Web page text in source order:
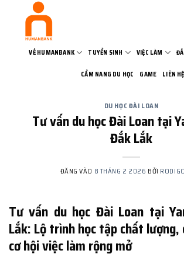
VỀ HUMANBANK TUYỂN SINH VIỆC LÀM
CẨM NANG DU HỌC GAME LIÊN HỆ
DU HỌC ĐÀI LOAN
Tư vấn du học Đài Loan tại
Đắk Lắk
ĐĂNG VÀO 8 THÁNG 2 2026 BỞI
Tư vấn du học Đài Loan tại
Lắk: Lộ trình học tập chất lượng,
cơ hội việc làm rộng mở